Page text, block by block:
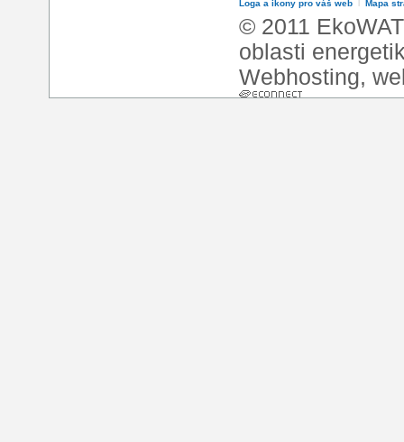
Loga a ikony pro váš web Mapa
© 2011
oblasti
Webhosting,